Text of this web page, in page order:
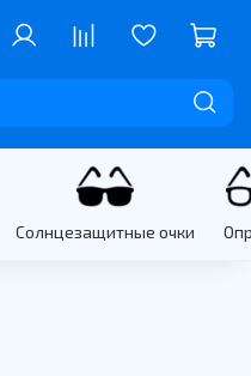
Солнцезащитные очки